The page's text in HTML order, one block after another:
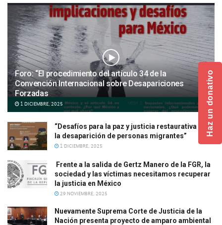
Foro: “El procedimiento del artículo 34 de la
Convención Internacional sobre Desapariciones
Forzadas
1 DICIEMBRE, 2025
“Desafíos para la paz y justicia restaurativa ante
la desaparición de personas migrantes”
1 DICIEMBRE, 2025
Frente a la salida de Gertz Manero de la FGR, la
sociedad y las víctimas necesitamos recuperar
la justicia en México
29 NOVIEMBRE, 2025
Nuevamente Suprema Corte de Justicia de la
Nación presenta proyecto de amparo ambiental
Haz un donativo